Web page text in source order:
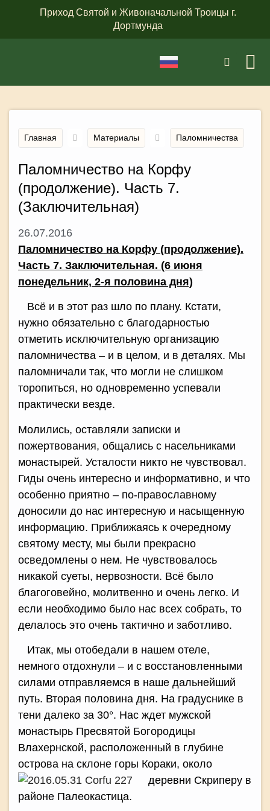
Приход Святой и Живоначальной Троицы г.
Дортмунда
Главная Материалы Паломничества
Паломничество на Корфу
(продолжение). Часть 7.
(Заключительная)
26.07.2016
Паломничество на Корфу (продолжение).
Часть 7. Заключительная. (6 июня
понедельник, 2-я половина дня)
Всё и в этот раз шло по плану. Кстати,
нужно обязательно с благодарностью
отметить исключительную организацию
паломничества – и в целом, и в деталях. Мы
паломничали так, что могли не слишком
торопиться, но одновременно успевали
практически везде.
Молились, оставляли записки и
пожертвования, общались с насельниками
монастырей. Усталости никто не чувствовал.
Гиды очень интересно и информативно, и что
особенно приятно – по-православному
доносили до нас интересную и насыщенную
информацию. Приближаясь к очередному
святому месту, мы были прекрасно
осведомлены о нем. Не чувствовалось
никакой суеты, нервозности. Всё было
благоговейно, молитвенно и очень легко. И
если необходимо было нас всех собрать, то
делалось это очень тактично и заботливо.
Итак, мы отобедали в нашем отеле,
немного отдохнули – и с восстановленными
силами отправляемся в наше дальнейший
путь. Вторая половина дня. На градуснике в
тени далеко за 30°. Нас ждет мужской
монастырь Пресвятой Богородицы
Влахернской, расположенный в глубине
острова на склоне горы Кораки, около
деревни Скриперу в
районе Палеокастица.